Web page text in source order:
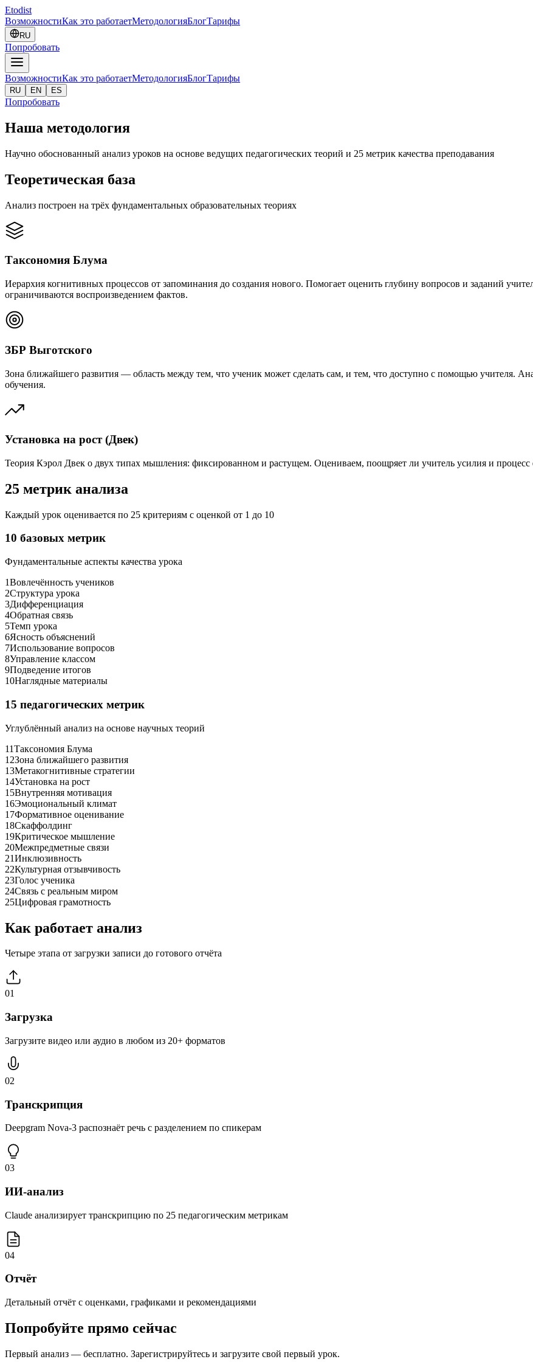
Etodist
ВозможностиКак это работаетМетодологияБлогТарифы
RU
Попробовать
ВозможностиКак это работаетМетодологияБлогТарифы
RU EN ES
Попробовать
Наша методология
Научно обоснованный анализ уроков на основе ведущих педагогических теорий и 25 метрик качества преподавания
Теоретическая база
Анализ построен на трёх фундаментальных образовательных теориях
Таксономия Блума
Иерархия когнитивных процессов от запоминания до создания нового. Помогает оценить глубину вопросов и заданий
ограничиваются воспроизведением фактов.
ЗБР Выготского
Зона ближайшего развития — область между тем, что ученик может сделать сам, и тем, что доступно с помощью учителя.
обучения.
Установка на рост (Двек)
Теория Кэрол Двек о двух типах мышления: фиксированном и растущем. Оцениваем, поощряет ли учитель усилия и процесс
25 метрик анализа
Каждый урок оценивается по 25 критериям с оценкой от 1 до 10
10 базовых метрик
Фундаментальные аспекты качества урока
1Вовлечённость учеников
2Структура урока
3Дифференциация
4Обратная связь
5Темп урока
6Ясность объяснений
7Использование вопросов
8Управление классом
9Подведение итогов
10Наглядные материалы
15 педагогических метрик
Углублённый анализ на основе научных теорий
11Таксономия Блума
12Зона ближайшего развития
13Метакогнитивные стратегии
14Установка на рост
15Внутренняя мотивация
16Эмоциональный климат
17Формативное оценивание
18Скаффолдинг
19Критическое мышление
20Межпредметные связи
21Инклюзивность
22Культурная отзывчивость
23Голос ученика
24Связь с реальным миром
25Цифровая грамотность
Как работает анализ
Четыре этапа от загрузки записи до готового отчёта
01
Загрузка
Загрузите видео или аудио в любом из 20+ форматов
02
Транскрипция
Deepgram Nova-3 распознаёт речь с разделением по спикерам
03
ИИ-анализ
Claude анализирует транскрипцию по 25 педагогическим метрикам
04
Отчёт
Детальный отчёт с оценками, графиками и рекомендациями
Попробуйте прямо сейчас
Первый анализ — бесплатно. Зарегистрируйтесь и загрузите свой первый урок.